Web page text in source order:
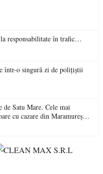
Polițiștii sătmăreni fac apel la responsabilitate în trafic…
într-o singură zi de polițiștii
de Satu Mare. Cele mai
cu cazare din Maramureș,